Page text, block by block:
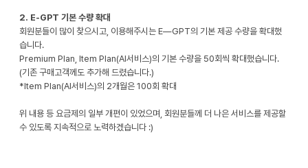
2. E-GPT 기본 수량 확대
회원분들이 많이 찾으시고, 이용해주시는 E—GPT의 기본 제공 수량을 확대했
습니다.
Premium Plan, Item Plan(AI서비스)의 기본 수량을 50회씩 확대했습니다.
(기존 구매고객께도 추가해 드렸습니다.)
*Item Plan(AI서비스)의 2개월은 100회 확대
위 내용 등 요금제의 일부 개편이 있었으며, 회원분들께 더 나은 서비스를 제공할
수 있도록 지속적으로 노력하겠습니다 :)